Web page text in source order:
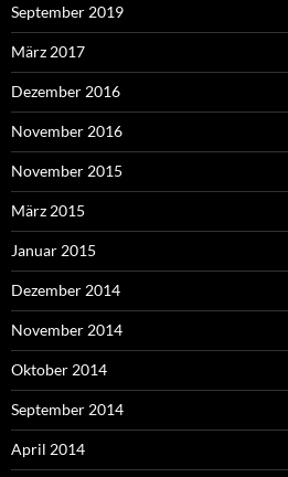
September 2019
März 2017
Dezember 2016
November 2016
November 2015
März 2015
Januar 2015
Dezember 2014
November 2014
Oktober 2014
September 2014
April 2014